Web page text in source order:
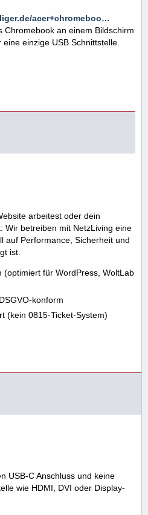
acer+chromeboo…
Chromebook an einem Bildschirm
einzige USB Schnittstelle.
arbeitest oder dein
Wir betreiben mit NetzLiving eine
auf Performance, Sicherheit und
ist.
für WordPress, WoltLab
konform
(kein 0815-Ticket-System)
USB-C Anschluss und keine
wie HDMI, DVI oder Display-